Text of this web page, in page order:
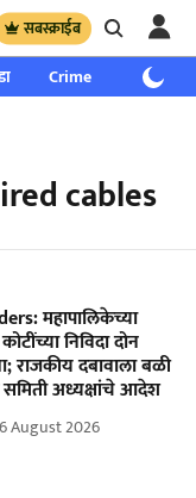
सबस्क्राईब
Crime साप्ताहिक
cables
महापालिकेच्या
निविदा दोन
राजकीय दबावाला बळी
अध्यक्षांचे आदेश
August 2026